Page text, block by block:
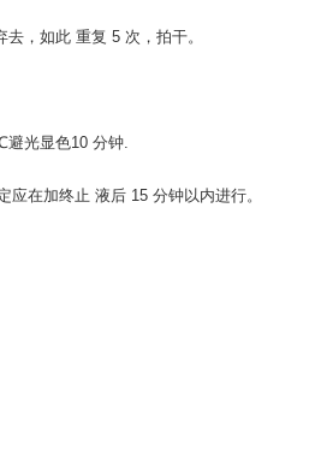
，如此 重复 5 次，拍干。
避光显色10 分钟.
在加终止 液后 15 分钟以内进行。